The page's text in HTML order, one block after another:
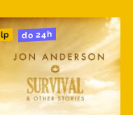
lp do 24h